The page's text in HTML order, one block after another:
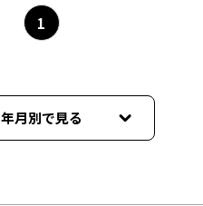
1
年月別で見る